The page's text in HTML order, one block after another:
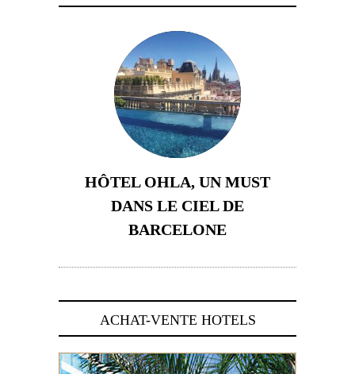
HÔTEL OHLA, UN MUST
DANS LE CIEL DE
BARCELONE
ACHAT-VENTE HOTELS